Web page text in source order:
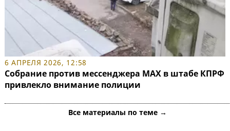
6 АПРЕЛЯ 2026, 12:58
Собрание против мессенджера MAX в штабе КПРФ
привлекло внимание полиции
Все материалы по теме →